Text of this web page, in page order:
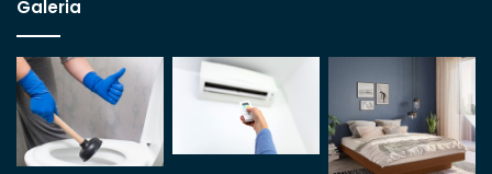
Galeria